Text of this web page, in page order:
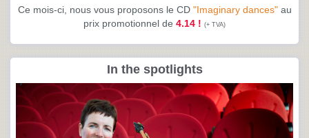
Ce mois-ci, nous vous proposons le CD "Imaginary dances"au
prix promotionnel de 4.14 ! (+ TVA)
In the spotlights